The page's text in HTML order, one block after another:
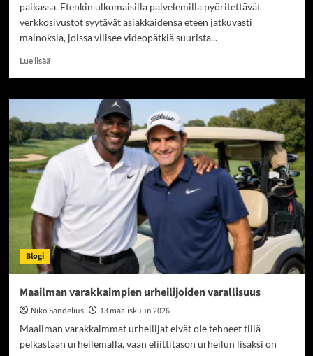
paikassa. Etenkin ulkomaisilla palvelemilla pyöritettävät
verkkosivustot syytävät asiakkaidensa eteen jatkuvasti
mainoksia, joissa vilisee videopätkiä suurista...
Lue lisääRead
Millaisia
tulee
pelatessa
Curacaon
kasinoilla?
Blogi
Maailman varakkaimpien urheilijoiden varallisuus
Niko Sandelius
13 maaliskuun 2026
Maailman varakkaimmat urheilijat eivät ole tehneet tiliä
pelkästään urheilemalla, vaan eliittitason urheilun lisäksi on